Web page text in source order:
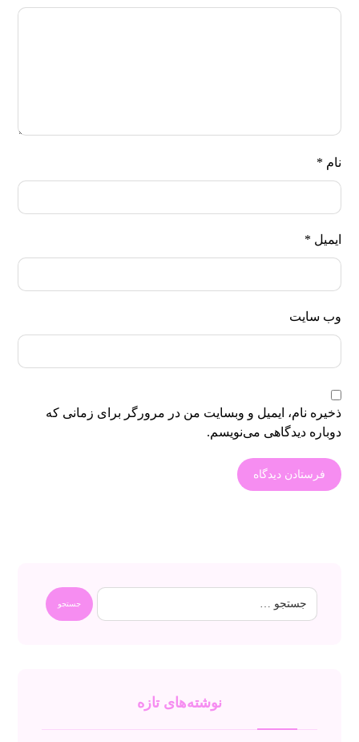
نام *
ایمیل *
وب‌ سایت
ذخیره نام، ایمیل و وبسایت من در مرورگر برای زمانی که
دوباره دیدگاهی می‌نویسم.
نوشته‌های تازه